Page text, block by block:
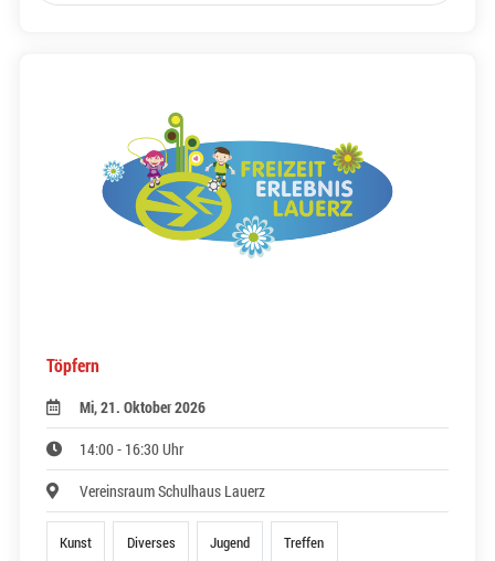
Töpfern
Mi, 21. Oktober 2026
14:00 - 16:30 Uhr
Vereinsraum Schulhaus Lauerz
Kunst Diverses Jugend Treffen